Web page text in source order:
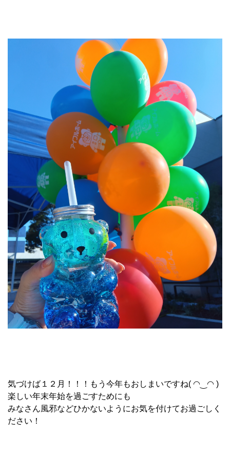
気づけば１２月！！！もう今年もおしまいですね( ◠‿◠ )
楽しい年末年始を過ごすためにも
みなさん風邪などひかないようにお気を付けてお過ごしく
ださい！